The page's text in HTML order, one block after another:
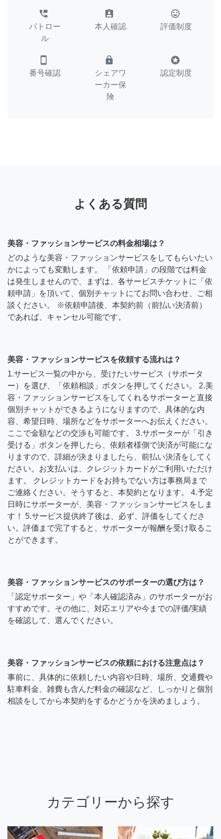
perm_phone_msg
パトロー
ル
assignment_ind
本人確認
tag_faces
評価制度
smartphone
番号確認
lock
シェアワ
ーカー保
険
stars
認定制度
よくある質問
美容・ファッションサービスの料金相場は？
どのような美容・ファッションサービスをしてもらいたい
かによっても変動します。 「依頼申請」の段階では料金
は発生しませんので、まずは、各サービスチケットに「依
頼申請」を頂いて、個別チャットにてお問い合わせ、ご相
談ください。 ※依頼申請後、本契約前（前払い決済前）
であれば、キャンセル可能です。
美容・ファッションサービスを依頼する流れは？
1.サービス一覧の中から、受けたいサービス（サポータ
ー）を選び、「依頼相談」ボタンを押してください。 2.美
容・ファッションサービスをしてくれるサポーターと直接
個別チャットができるようになりますので、具体的な内
容、希望日時、場所などをサポーターへお伝えください。
ここで金額などの交渉も可能です。 3.サポーターが「引き
受ける」ボタンを押したら、依頼者様側で決済が可能にな
りますので、詳細が決まりましたら、前払い決済をしてく
ださい。お支払いは、クレジットカードがご利用いただけ
ます。 クレジットカードをお持ちでない方は事務局まで
ご連絡ください。そうすると、本契約となります。 4.予定
日時にサポーターが、美容・ファッションサービスをしま
す！ 5.サービス提供終了後は、必ず、評価をしてくださ
い。評価まで完了すると、サポーターが報酬を受け取るこ
とができます。
美容・ファッションサービスのサポーターの選び方は？
「認定サポーター」や「本人確認済み」のサポーターがお
すすめです。その他に、対応エリアや今までの評価/実績
を確認して、選んでください。
美容・ファッションサービスの依頼における注意点は？
事前に、具体的に依頼したい内容や日時、場所、交通費や
駐車料金、雑費も含んだ料金の確認など、しっかりと個別
相談をしてから本契約をするかどうかを決めましょう。
カテゴリーから探す